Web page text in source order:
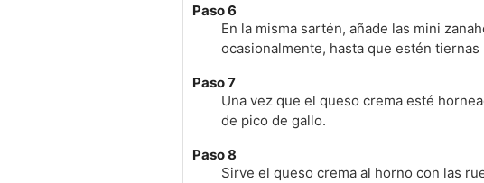
Paso 6
En la misma sartén, añade las mini
ocasionalmente, hasta que estén
Paso 7
Una vez que el queso crema esté
de pico de gallo.
Paso 8
Sirve el queso crema al horno con las